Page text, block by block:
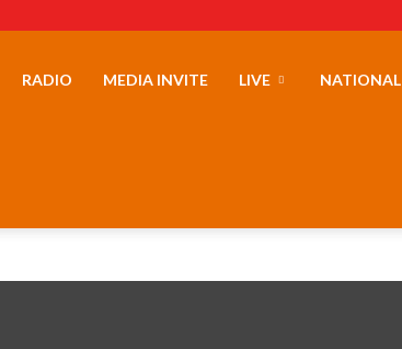
RADIO MEDIA INVITE LIVE NATIONAL